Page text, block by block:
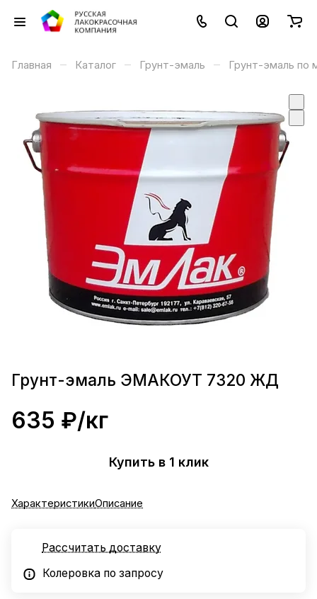
Главная – Каталог – Грунт-эмаль – Грунт-эмаль по
Грунт-эмаль ЭМАКОУТ 7320 ЖД
635 ₽/кг
Купить в 1 клик
ХарактеристикиОписание
Рассчитать доставку
Колеровка по запросу